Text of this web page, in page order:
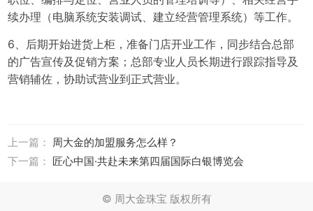
续办理（电脑系统安装调试、建立经营管理系统）等工作。
6、后期开始进货上柜，准备门店开业工作，同步结合总部
的广告宣传及促销方案；总部专业人员长期进行跟踪指导及
营销辅佐，协助试营业到正式营业。
上一篇：
周大金的加盟服务怎么样？
下一篇： 匠心中国·共赴未来第四届国际白银博览会
© 周大金珠宝 版权所有